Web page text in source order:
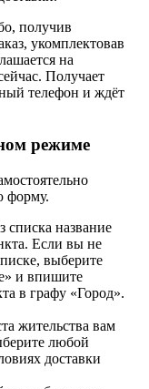
получив
укомплектовав
на
Получает
телефон и ждёт
режиме
форму.
название
Если вы не
выберите
и впишите
в графу «Город».
жительства вам
любой
доставки